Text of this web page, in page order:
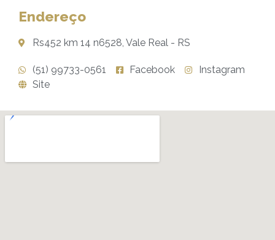
Endereço
Rs452 km 14 n6528, Vale Real - RS
(51) 99733-0561 Facebook
Instagram
Site